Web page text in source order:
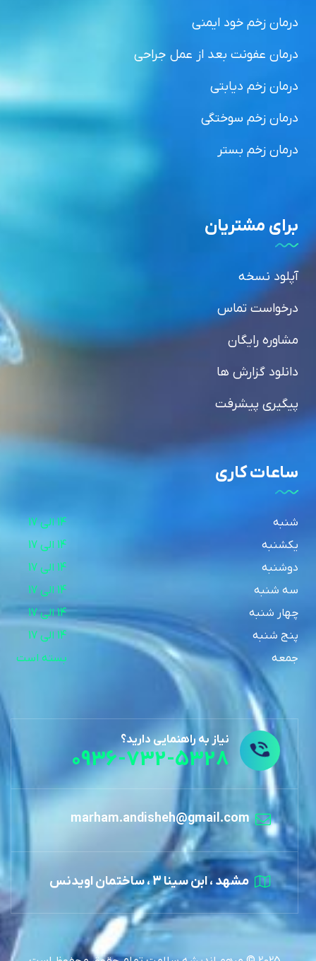
درمان زخم خود ایمنی
درمان عفونت بعد از عمل جراحی
درمان زخم دیابتی
درمان زخم سوختگی
درمان زخم بستر
برای مشتریان
آپلود نسخه
درخواست تماس
مشاوره رایگان
دانلود گزارش ها
پیگیری پیشرفت
ساعات کاری
شنبه
یکشنبه
دوشنبه
سه شنبه
چهار شنبه
14 الی 17
پنج شنبه
14 الی 17
جمعه
بسته است
نیاز به راهنمایی دارید؟
0936-732-5328
marham.andisheh@gmail.com
مشهد ، ابن سینا 3 ، ساختمان اویدنس